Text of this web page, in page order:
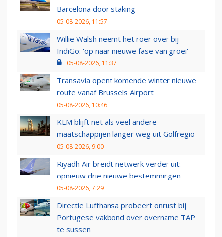
Barcelona door staking
05-08-2026, 11:57
Willie Walsh neemt het roer over bij
IndiGo: 'op naar nieuwe fase van groei'
05-08-2026, 11:37
Transavia opent komende winter nieuwe
route vanaf Brussels Airport
05-08-2026, 10:46
KLM blijft net als veel andere
maatschappijen langer weg uit Golfregio
05-08-2026, 9:00
Riyadh Air breidt netwerk verder uit:
opnieuw drie nieuwe bestemmingen
05-08-2026, 7:29
Directie Lufthansa probeert onrust bij
Portugese vakbond over overname TAP
te sussen